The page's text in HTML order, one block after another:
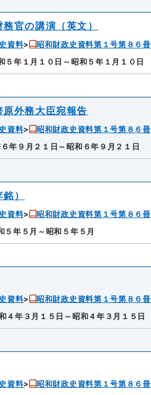
官の講演（英文）
資料
昭和財政史資料第１号第８６冊
５年１月１０日～昭和５年１月１０日
外務大臣宛報告
資料
昭和財政史資料第１号第８６冊
年９月２１日～昭和６年９月２１日
）
資料
昭和財政史資料第１号第８６冊
５年５月～昭和５年５月
資料
昭和財政史資料第１号第８６冊
４年３月１５日～昭和４年３月１５日
資料
昭和財政史資料第１号第８６冊